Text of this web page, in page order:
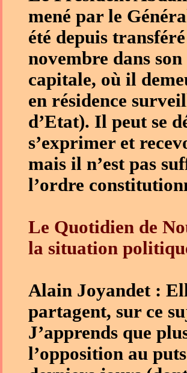
mené par le
été depuis
novembre dans
capitale, où il
en résidence
d’Etat). Il peut se
s’exprimer et
mais il n’est pas
l’ordre
Le Quotidien de
la situation
Alain Joyandet :
partagent, sur ce
J’apprends que
l’opposition au